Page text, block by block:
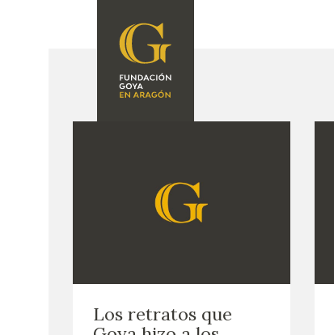
FUNDACIÓN
CORPORATIVA
Los retratos que